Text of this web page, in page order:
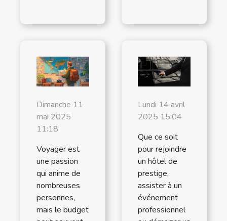
Dimanche 11
mai 2025
11:18
Voyager est
une passion
qui anime de
nombreuses
personnes,
mais le budget
Lundi 14 avril
2025 15:04
Que ce soit
pour rejoindre
un hôtel de
prestige,
assister à un
événement
professionnel